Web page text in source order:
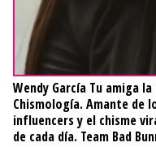
Wendy García Tu amiga
Chismología. Amante de
influencers y el chisme
de cada día. Team Bad